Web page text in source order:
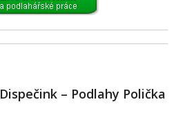
Dispečink – Podlahy Polička